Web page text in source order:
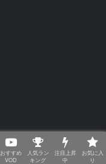
おすすめ
VOD
人気ラン
キング
注目上昇
中
お気に入
り